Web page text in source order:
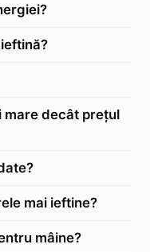
mare decât prețul
mai ieftine?
mâine?